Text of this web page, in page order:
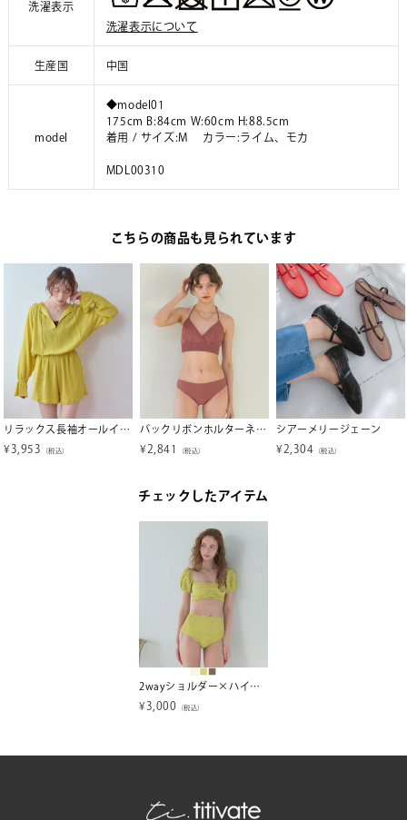
洗濯表示
洗濯表示について
生産国 中国
model
◆model01
175cm B:84cm W:60cm H:88.5cm
着用 / サイズ:M カラー:ライム、モカ
MDL00310
こちらの商品も見られています
リラックス長袖オールインワン/ラッシュガード【SEADRESS シードレス】
¥ 3,953 （税込）
バックリボンホルターネックビキニ/水着【SEADRESS シードレス】【メール便可／100】
¥ 2,841 （税込）
シアーメリージェーン
¥ 2,304 （税込）
チェックしたアイテム
2wayショルダー×ハイウエストビキニ/水着【SEADRESS シードレス】
¥ 3,000 （税込）